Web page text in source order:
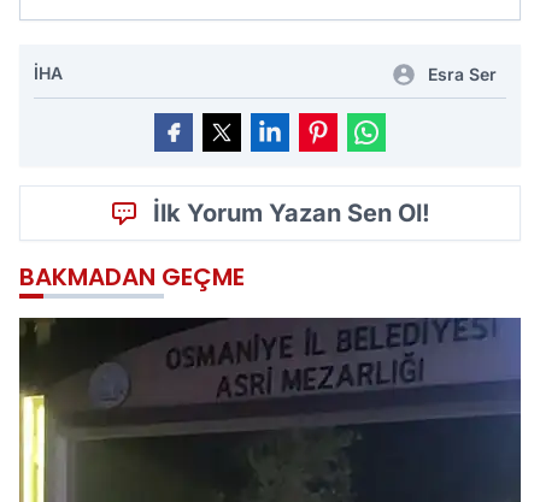
İHA Esra Ser
İlk Yorum Yazan Sen Ol!
BAKMADAN GEÇME